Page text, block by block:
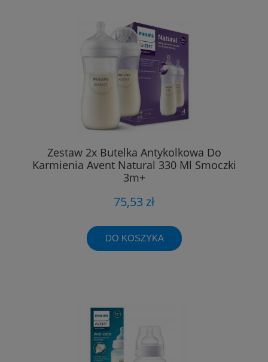
Zestaw 2x Butelka Antykolkowa Do
Karmienia Avent Natural 330 Ml Smoczki
3m+
75,53 zł
DO KOSZYKA